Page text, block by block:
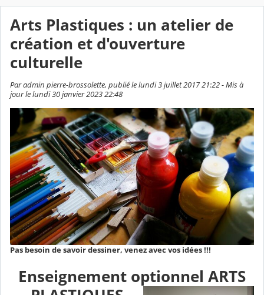
Arts Plastiques : un atelier de
création et d'ouverture
culturelle
Par admin pierre-brossolette, publié le lundi 3 juillet 2017 21:22 - Mis à
jour le lundi 30 janvier 2023 22:48
Pas besoin de savoir dessiner, venez avec vos idées !!!
Enseignement optionnel ARTS